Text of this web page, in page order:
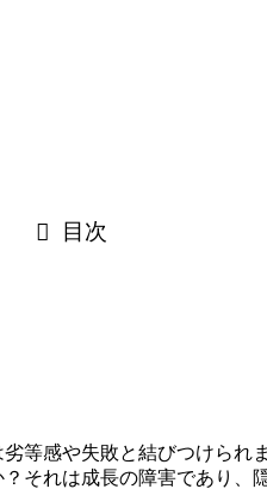
目次
等感や失敗と結びつけら
それは成長の障害であり